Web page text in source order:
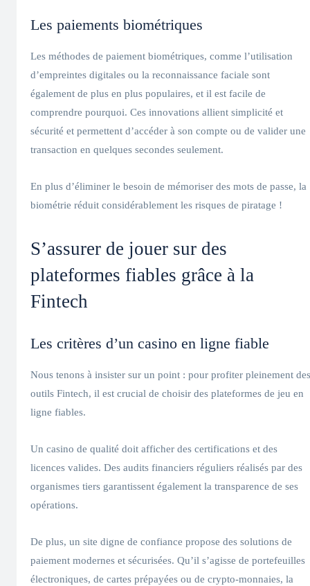
Les paiements biométriques
Les méthodes de paiement biométriques, comme l’utilisation
d’empreintes digitales ou la reconnaissance faciale sont
également de plus en plus populaires, et il est facile de
comprendre pourquoi. Ces innovations allient simplicité et
sécurité et permettent d’accéder à son compte ou de valider une
transaction en quelques secondes seulement.
En plus d’éliminer le besoin de mémoriser des mots de passe, la
biométrie réduit considérablement les risques de piratage !
S’assurer de jouer sur des
plateformes fiables grâce à la
Fintech
Les critères d’un casino en ligne fiable
Nous tenons à insister sur un point : pour profiter pleinement des
outils Fintech, il est crucial de choisir des plateformes de jeu en
ligne fiables.
Un casino de qualité doit afficher des certifications et des
licences valides. Des audits financiers réguliers réalisés par des
organismes tiers garantissent également la transparence de ses
opérations.
De plus, un site digne de confiance propose des solutions de
paiement modernes et sécurisées. Qu’il s’agisse de portefeuilles
électroniques, de cartes prépayées ou de crypto-monnaies, la